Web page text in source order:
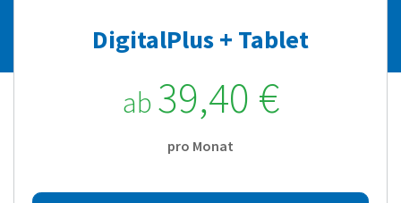
DigitalPlus + Tablet
ab 39,40 €
pro Monat